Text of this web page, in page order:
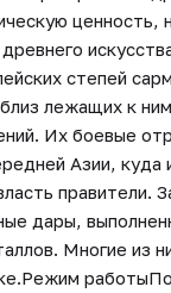
ценность,
степей
лежащих к
Их боевые
Азии, куда
правители.
дары,
Многие из